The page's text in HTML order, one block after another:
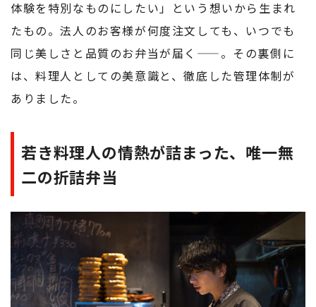
体験を特別なものにしたい」という想いから生まれ
たもの。法人のお客様が何度注文しても、いつでも
同じ美しさと品質のお弁当が届く——。その裏側に
は、料理人としての美意識と、徹底した管理体制が
ありました。
若き料理人の情熱が詰まった、唯一無
二の折詰弁当